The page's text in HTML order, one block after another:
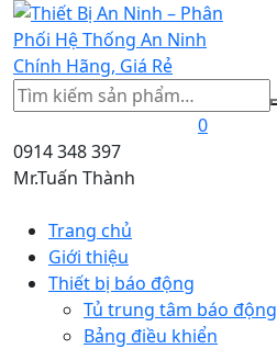
Tìm
kiếm
0
0914 348 397
Mr.Tuấn Thành
Trang chủ
Giới thiệu
Thiết bị báo động
Tủ trung tâm báo động
Bảng điều khiển